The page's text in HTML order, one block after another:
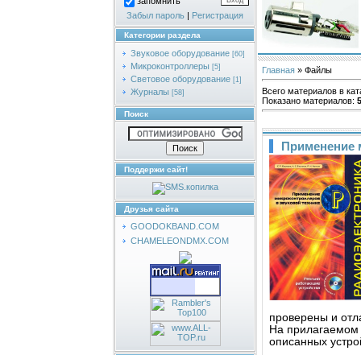
Забыл пароль | Регистрация
Категории раздела
Звуковое оборудование [60]
Микроконтроллеры [5]
Световое оборудование [1]
Журналы [58]
Поиск
Поддержи сайт!
Друзья сайта
GOODOKBAND.COM
CHAMELEONDMX.COM
Главная » Файлы
Всего материалов в
Показано материалов:
Применение
проверены и
На
описанных